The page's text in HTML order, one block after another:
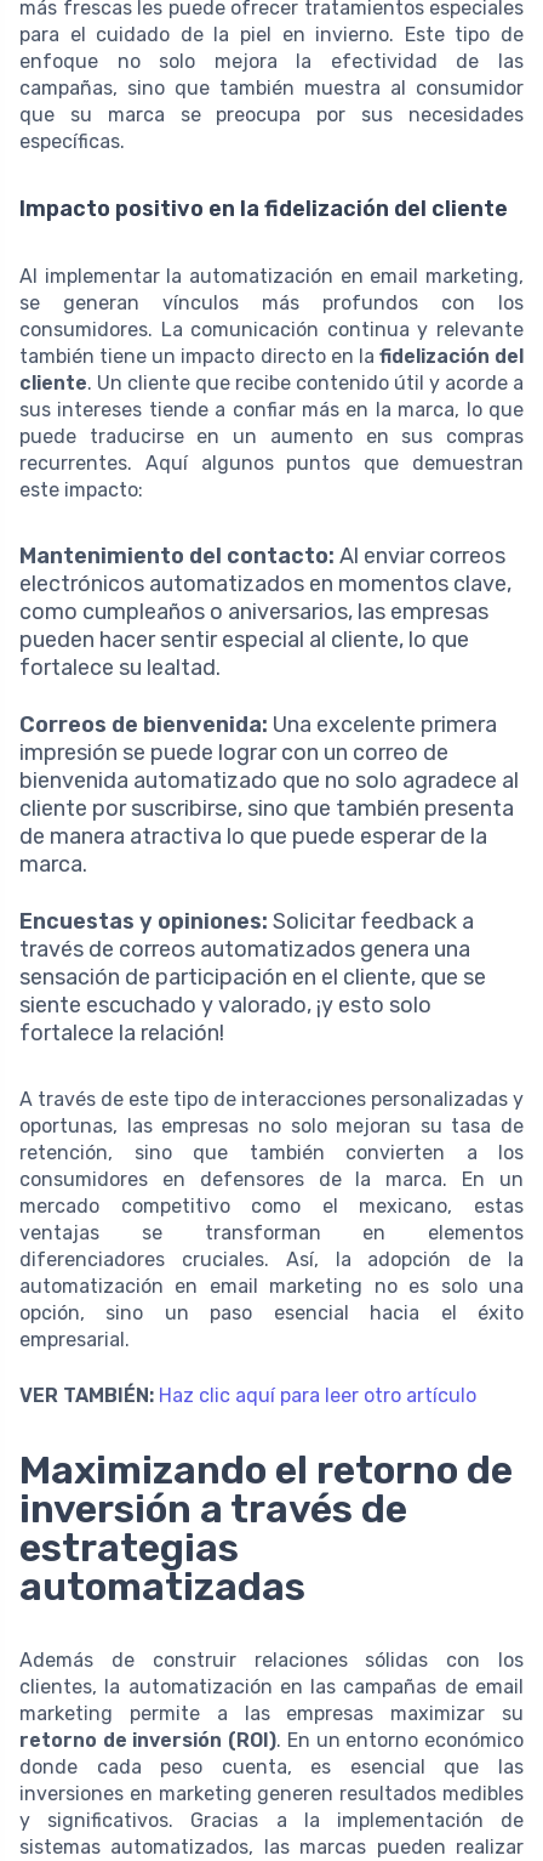
más frescas les puede ofrecer tratamientos especiales
para el cuidado de la piel en invierno. Este tipo de
enfoque no solo mejora la efectividad de las
campañas, sino que también muestra al consumidor
que su marca se preocupa por sus necesidades
específicas.
Impacto positivo en la fidelización del cliente
Al implementar la automatización en email marketing,
se generan vínculos más profundos con los
consumidores. La comunicación continua y relevante
también tiene un impacto directo en la fidelización del
cliente. Un cliente que recibe contenido útil y acorde a
sus intereses tiende a confiar más en la marca, lo que
puede traducirse en un aumento en sus compras
recurrentes. Aquí algunos puntos que demuestran
este impacto:
Mantenimiento del contacto: Al enviar correos
electrónicos automatizados en momentos clave,
como cumpleaños o aniversarios, las empresas
pueden hacer sentir especial al cliente, lo que
fortalece su lealtad.
Correos de bienvenida: Una excelente primera
impresión se puede lograr con un correo de
bienvenida automatizado que no solo agradece al
cliente por suscribirse, sino que también presenta
de manera atractiva lo que puede esperar de la
marca.
Encuestas y opiniones: Solicitar feedback a
través de correos automatizados genera una
sensación de participación en el cliente, que se
siente escuchado y valorado, ¡y esto solo
fortalece la relación!
A través de este tipo de interacciones personalizadas y
oportunas, las empresas no solo mejoran su tasa de
retención, sino que también convierten a los
consumidores en defensores de la marca. En un
mercado competitivo como el mexicano, estas
ventajas se transforman en elementos
diferenciadores cruciales. Así, la adopción de la
automatización en email marketing no es solo una
opción, sino un paso esencial hacia el éxito
empresarial.
VER TAMBIÉN: Haz clic aquí para leer otro artículo
Maximizando el retorno de
inversión a través de
estrategias
automatizadas
Además de construir relaciones sólidas con los
clientes, la automatización en las campañas de email
marketing permite a las empresas maximizar su
retorno de inversión (ROI). En un entorno económico
donde cada peso cuenta, es esencial que las
inversiones en marketing generen resultados medibles
y significativos. Gracias a la implementación de
sistemas automatizados, las marcas pueden realizar